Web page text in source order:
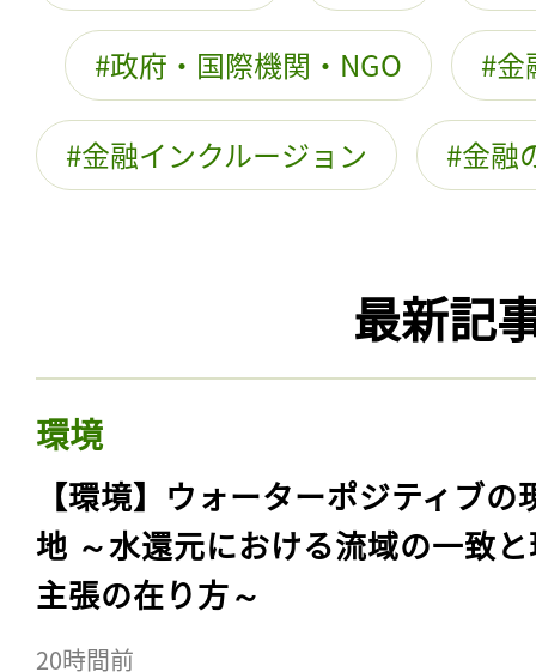
政府・国際機関・NGO 金
金融インクルージョン 金融
最新記
環境
【環境】ウォーターポジティブの
地 ～水還元における流域の一致
主張の在り方～
20時間前